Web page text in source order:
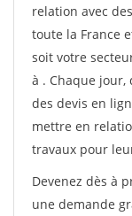
relation avec
toute la France
soit votre
à . Chaque
des devis en
mettre en
travaux pour
Devenez dès à
une demande